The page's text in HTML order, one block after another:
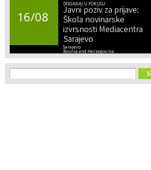
16/08
DOGAĐAJ U FOKUSU
Javni poziv za prijave:
Škola novinarske
izvrsnosti Mediacentra
Sarajevo
Sarajevo
Bosnia and Herzegovina
Search form
Search